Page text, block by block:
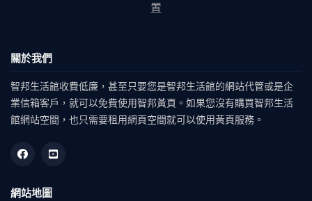
置
關於我們
智邦生活館收費低廉，甚至只要您是智邦生活館的網站代管或是企
業信箱客戶，就可以免費使用智邦黃頁。如果您沒有購買智邦生活
館網站空間，也只需要租用網頁空間就可以使用黃頁服務。
網站地圖